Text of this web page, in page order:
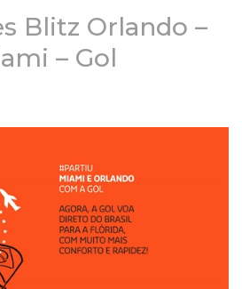
Blitz Orlando –
– Gol